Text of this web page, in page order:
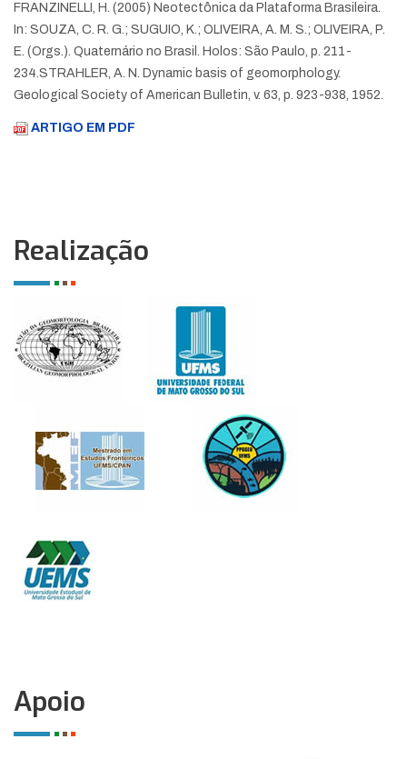
FRANZINELLI, H. (2005) Neotectônica da Plataforma Brasileira.
In: SOUZA, C. R. G.; SUGUIO, K.; OLIVEIRA, A. M. S.; OLIVEIRA, P.
E. (Orgs.). Quaternário no Brasil. Holos: São Paulo, p. 211-
234.STRAHLER, A. N. Dynamic basis of geomorphology.
Geological Society of American Bulletin, v. 63, p. 923-938, 1952.
ARTIGO EM PDF
Realização
Apoio